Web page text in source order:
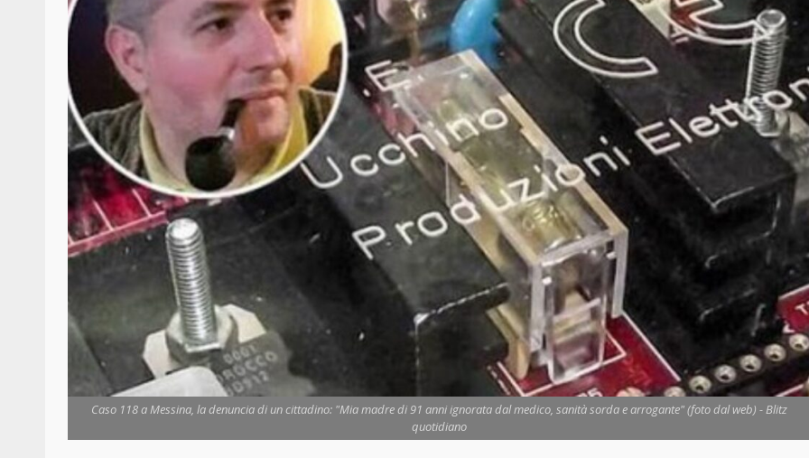
Caso 118 a Messina, la denuncia di un cittadino: "Mia madre di 91 anni ignorata dal medico, sanità sorda e arrogante" (foto dal web) - Blitz
quotidiano